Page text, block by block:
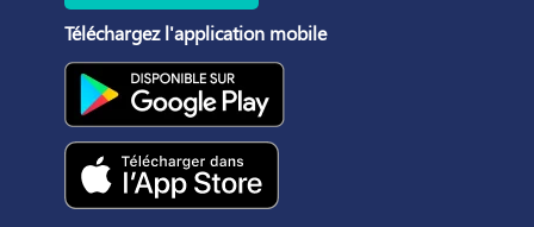
Téléchargez l'application mobile